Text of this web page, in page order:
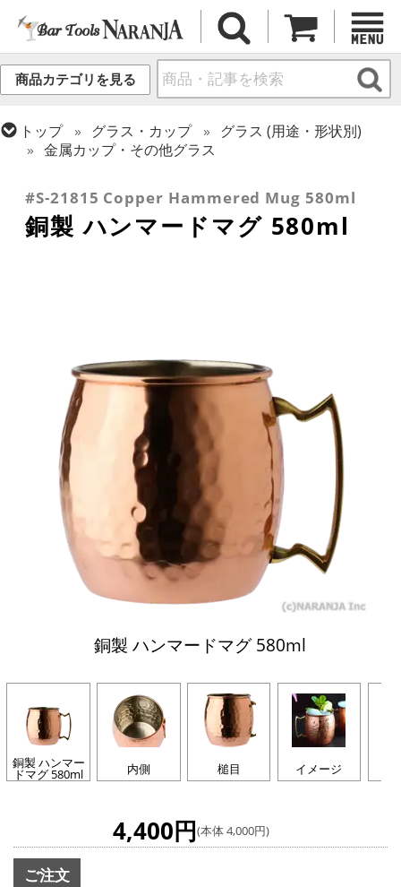
商品カテゴリを見る
トップ グラス・カップ
グラス (用途・形状別)
金属カップ・その他グラス
その他ブランド
#S-21815 Copper Hammered Mug 580ml
銅製 ハンマードマグ 580ml
銅製 ハンマードマグ 580ml
銅製 ハンマー
ドマグ 580ml 内側 槌目 イメージ
4,400円(本体 4,000円)
ご注文